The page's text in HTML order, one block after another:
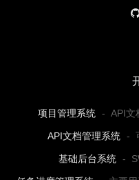
项目管理系统 - API文
API文档管理系统 -
基础后台系统 -